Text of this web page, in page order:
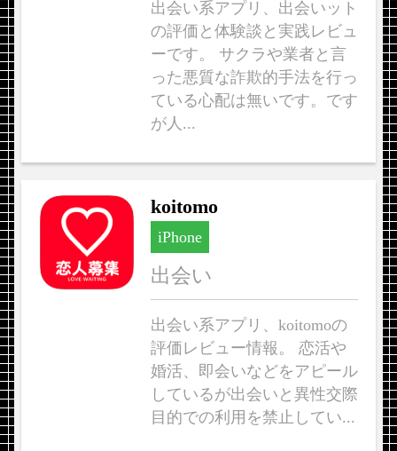
出会い系アプリ、出会いット
の評価と体験談と実践レビュ
ーです。 サクラや業者と言
った悪質な詐欺的手法を行っ
ている心配は無いです。です
が人...
koitomo
iPhone
出会い
出会い系アプリ、koitomoの
評価レビュー情報。 恋活や
婚活、即会いなどをアピール
しているが出会いと異性交際
目的での利用を禁止してい...